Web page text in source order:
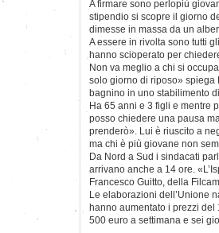
A firmare sono perlopiù
stipendio si scopre il giorno
dimesse in massa da un
A essere in rivolta sono tutti
hanno scioperato per
Non va meglio a chi si
solo giorno di riposo» spiega
bagnino in uno stabilimento
Ha 65 anni e 3 figli e mentre
posso chiedere una pausa
prenderò». Lui è riuscito a
ma chi è più giovane non
Da Nord a Sud i sindacati
arrivano anche a 14 ore.
Francesco Guitto, della
Le elaborazioni dell’Unione
hanno aumentato i prezzi
500 euro a settimana e sei